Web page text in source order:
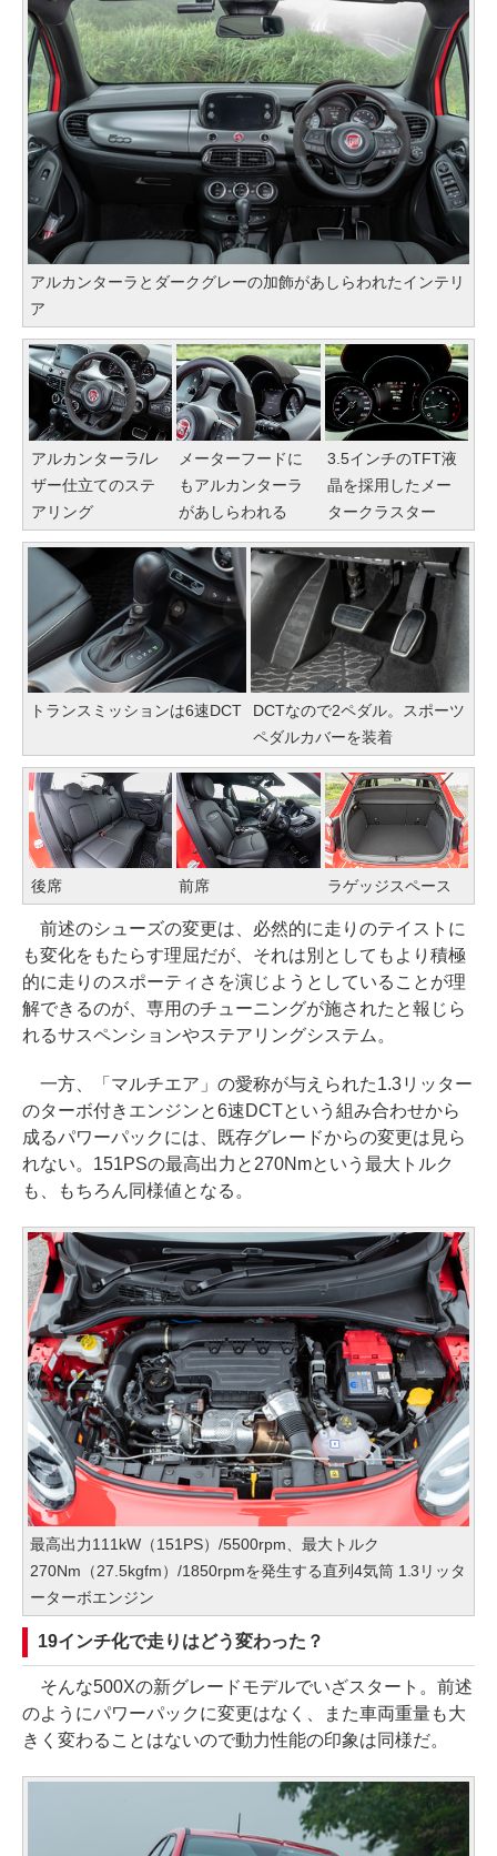
アルカンターラとダークグレーの加飾があしらわれたインテリ
ア
アルカンターラ/レ
ザー仕立てのステ
アリング
メーターフードに
もアルカンターラ
があしらわれる
3.5インチのTFT液
晶を採用したメー
タークラスター
トランスミッションは6速DCT
DCTなので2ペダル。スポーツ
ペダルカバーを装着
後席 前席 ラゲッジスペース
前述のシューズの変更は、必然的に走りのテイストに
も変化をもたらす理屈だが、それは別としてもより積極
的に走りのスポーティさを演じようとしていることが理
解できるのが、専用のチューニングが施されたと報じら
れるサスペンションやステアリングシステム。
一方、「マルチエア」の愛称が与えられた1.3リッター
のターボ付きエンジンと6速DCTという組み合わせから
成るパワーパックには、既存グレードからの変更は見ら
れない。151PSの最高出力と270Nmという最大トルク
も、もちろん同様値となる。
最高出力111kW（151PS）/5500rpm、最大トルク
270Nm（27.5kgfm）/1850rpmを発生する直列4気筒 1.3リッタ
ーターボエンジン
19インチ化で走りはどう変わった？
そんな500Xの新グレードモデルでいざスタート。前述
のようにパワーパックに変更はなく、また車両重量も大
きく変わることはないので動力性能の印象は同様だ。